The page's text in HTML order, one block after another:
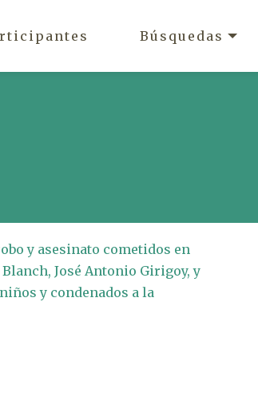
Búsquedas
y asesinato cometidos en
José Antonio Girigoy, y
y condenados a la